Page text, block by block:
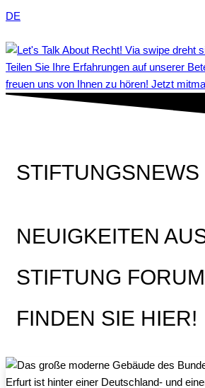
DE
Teilen Sie Ihre Erfahrungen auf unserer
freuen uns von Ihnen zu hören! Jetzt
STIFTUNGSNEWS
NEUIGKEITEN
STIFTUNG
FINDEN SIE HIER!